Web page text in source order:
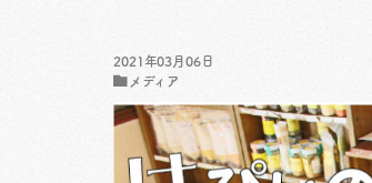
2021年03月06日
メディア